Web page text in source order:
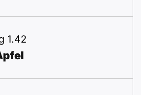
1.42